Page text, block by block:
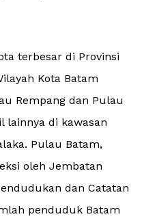
terbesar di Provinsi
Kota Batam
Rempang dan Pulau
lainnya di kawasan
Pulau Batam,
oleh Jembatan
dan Catatan
penduduk Batam